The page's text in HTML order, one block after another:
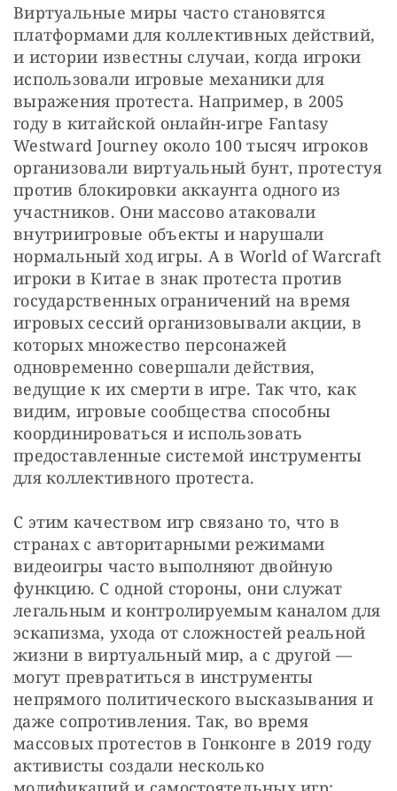
Виртуальные миры часто становятся
платформами для коллективных действий,
и истории известны случаи, когда игроки
использовали игровые механики для
выражения протеста. Например, в 2005
году в китайской онлайн-игре Fantasy
Westward Journey около 100 тысяч игроков
организовали виртуальный бунт, протестуя
против блокировки аккаунта одного из
участников. Они массово атаковали
внутриигровые объекты и нарушали
нормальный ход игры. А в World of Warcraft
игроки в Китае в знак протеста против
государственных ограничений на время
игровых сессий организовывали акции, в
которых множество персонажей
одновременно совершали действия,
ведущие к их смерти в игре. Так что, как
видим, игровые сообщества способны
координироваться и использовать
предоставленные системой инструменты
для коллективного протеста.
С этим качеством игр связано то, что в
странах с авторитарными режимами
видеоигры часто выполняют двойную
функцию. С одной стороны, они служат
легальным и контролируемым каналом для
эскапизма, ухода от сложностей реальной
жизни в виртуальный мир, а с другой —
могут превратиться в инструменты
непрямого политического высказывания и
даже сопротивления. Так, во время
массовых протестов в Гонконге в 2019 году
активисты создали несколько